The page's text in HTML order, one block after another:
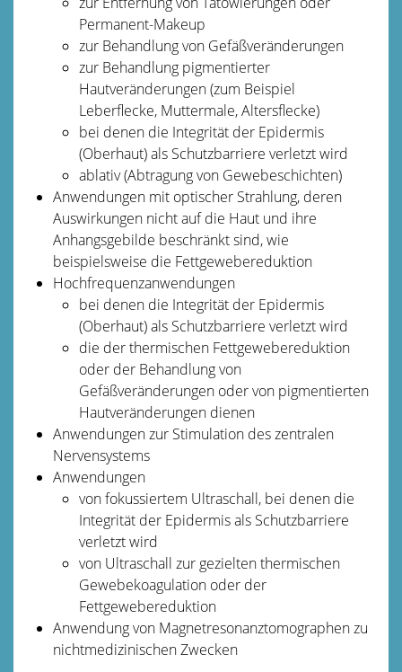
Permanent-Makeup
zur Behandlung von Gefäßveränderungen
zur Behandlung pigmentierter
Hautveränderungen (zum Beispiel
Leberflecke, Muttermale, Altersflecke)
bei denen die Integrität der Epidermis
(Oberhaut) als Schutzbarriere verletzt wird
ablativ (Abtragung von Gewebeschichten)
Anwendungen mit optischer Strahlung, deren
Auswirkungen nicht auf die Haut und ihre
Anhangsgebilde beschränkt sind, wie
beispielsweise die Fettgewebereduktion
Hochfrequenzanwendungen
bei denen die Integrität der Epidermis
(Oberhaut) als Schutzbarriere verletzt wird
die der thermischen Fettgewebereduktion
oder der Behandlung von
Gefäßveränderungen oder von pigmentierten
Hautveränderungen dienen
Anwendungen zur Stimulation des zentralen
Nervensystems
Anwendungen
von fokussiertem Ultraschall, bei denen die
Integrität der Epidermis als Schutzbarriere
verletzt wird
von Ultraschall zur gezielten thermischen
Gewebekoagulation oder der
Fettgewebereduktion
Anwendung von Magnetresonanztomographen zu
nichtmedizinischen Zwecken